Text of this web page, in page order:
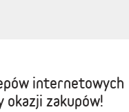
internetowych
okazji zakupów!